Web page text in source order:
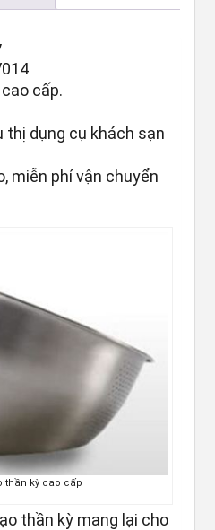
cấp.
thị dụng cụ khách sạn
miễn phí vận chuyển
thần kỳ cao cấp
thần kỳ mang lại cho